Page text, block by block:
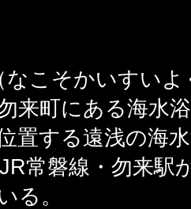
なこそかいすい
来町にある海水
置する遠浅の海
常磐線・勿来駅
る。